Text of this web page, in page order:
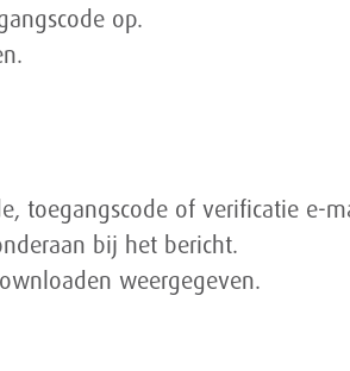
op.
toegangscode of verificatie e-
bij het bericht.
weergegeven.